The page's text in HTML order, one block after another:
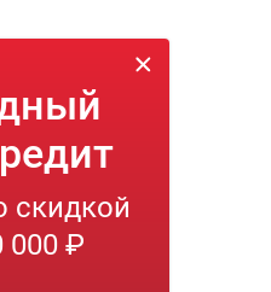
скидкой
000 ₽